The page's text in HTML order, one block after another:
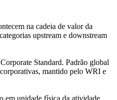
na cadeia de valor da
upstream e downstream
Standard. Padrão global
mantido pelo WRI e